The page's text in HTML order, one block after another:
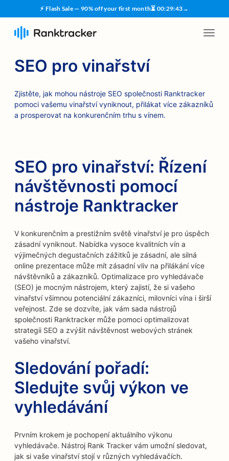
⚡ Flash Sale — 90% off your first month⏳ 00:29:42→
SEO pro vinařství
Zjistěte, jak mohou nástroje SEO společnosti Ranktracker
pomoci vašemu vinařství vyniknout, přilákat více zákazníků
a prosperovat na konkurenčním trhu s vínem.
SEO pro vinařství: Řízení
návštěvnosti pomocí
nástroje Ranktracker
V konkurenčním a prestižním světě vinařství je pro úspěch
zásadní vyniknout. Nabídka vysoce kvalitních vín a
výjimečných degustačních zážitků je zásadní, ale silná
online prezentace může mít zásadní vliv na přilákání více
návštěvníků a zákazníků. Optimalizace pro vyhledávače
(SEO) je mocným nástrojem, který zajistí, že si vašeho
vinařství všimnou potenciální zákazníci, milovníci vína i širší
veřejnost. Zde se dozvíte, jak vám sada nástrojů
společnosti Ranktracker může pomoci optimalizovat
strategii SEO a zvýšit návštěvnost webových stránek
vašeho vinařství.
Sledování pořadí:
Sledujte svůj výkon ve
vyhledávání
Prvním krokem je pochopení aktuálního výkonu
vyhledávače. Nástroj Rank Tracker vám umožní sledovat,
jak si vaše vinařství stojí v různých vyhledávačích.